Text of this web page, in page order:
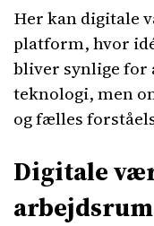
Her kan digitale
platform, hvor
bliver synlige for
teknologi, men
og fælles
Digitale
arbejdsrum